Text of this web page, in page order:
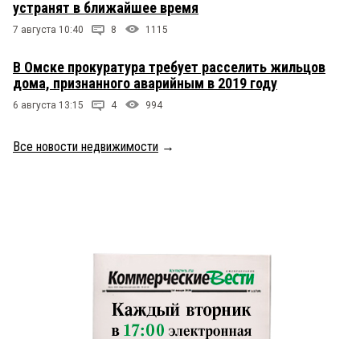
устранят в ближайшее время
7 августа 10:40 8 1115
В Омске прокуратура требует расселить жильцов
дома, признанного аварийным в 2019 году
6 августа 13:15 4 994
Все новости недвижимости →